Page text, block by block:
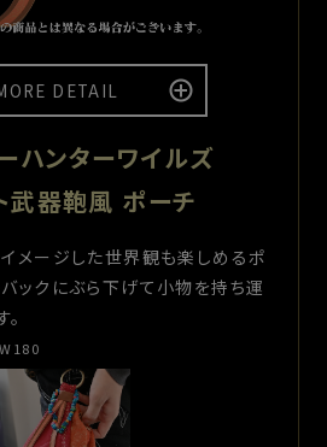
DETAIL
ハンターワイルズ
武器鞄風 ポーチ
メージした世界観も楽しめるポ
ックにぶら下げて小物を持ち運